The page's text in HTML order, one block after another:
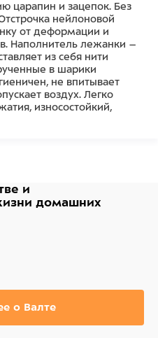
царапин и зацепок. Без
нейлоновой
от деформации и
Наполнитель лежанки –
из себя нити
в шарики
не впитывает
воздух. Легко
износостойкий,
и не
и
домашних
о Валте